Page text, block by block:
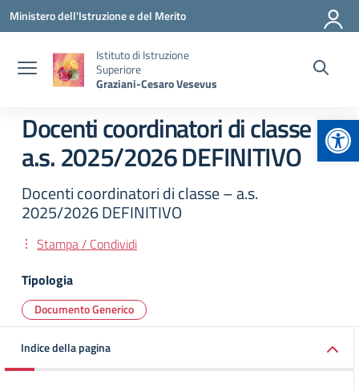
Vai ai contenuti
Vai al menu di navigazione
Vai al footer
Ministero dell'Istruzione e del Merito
Istituto di Istruzione
Superiore
Graziani-Cesaro Vesevus
Docenti coordinatori di classe –
a.s. 2025/2026 DEFINITIVO
Docenti coordinatori di classe – a.s.
2025/2026 DEFINITIVO
Stampa / Condividi
Tipologia
Documento Generico
Indice della pagina